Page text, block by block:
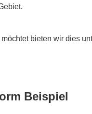
bieten wir dies
Beispiel